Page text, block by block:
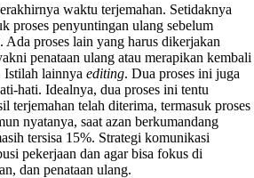
waktu terjemahan. Setidaknya
proses penyuntingan ulang sebelum
Ada proses lain yang harus dikerjakan
penataan ulang atau merapikan kembali
Istilah lainnya editing. Dua proses ini juga
hati. Idealnya, dua proses ini tentu
terjemahan telah diterima, termasuk proses
nyatanya, saat azan berkumandang
tersisa 15%. Strategi komunikasi
pekerjaan dan agar bisa fokus di
dan penataan ulang.